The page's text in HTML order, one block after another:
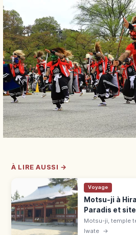
À LIRE AUSSI →
Voyage
Motsu-ji à
Paradis et site
Motsu-ji, temple
850, est un site
Iwate →